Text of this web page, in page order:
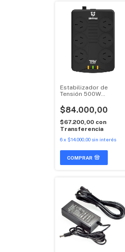
Estabilizador de
Tensión 500W
$84.000,00
$67.200,00 con
Transferencia
6x $14.000,00 sin interés